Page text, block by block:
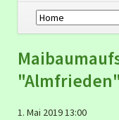
Navigation
überspringen
1. Mai 2019 13:00